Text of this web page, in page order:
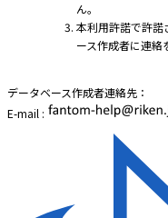
ん。
本利用許諾で許諾
ース作成者に連絡
データベース作成者連絡先：
E-mail :